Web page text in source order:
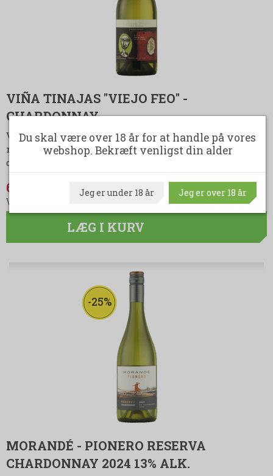
VIÑA TINAJAS "VIEJO FEO" -
CHARDONNAY
Viña Tinajas er utrolig glade for denne Chardonnay. De
mener at have ramt en helt unik og speciel stil fra
deres område. De er godt klar over, at Maul…
69,95 DKK (spar 30,00 DKK)
LÆG I KURV
-25%
MORANDÉ - PIONERO RESERVA
CHARDONNAY 2024 13% ALK.
Du skal være over 18 år for at handle på vores
webshop. Bekræft venligst din alder
Jeg er under 18 år Jeg er over 18 år